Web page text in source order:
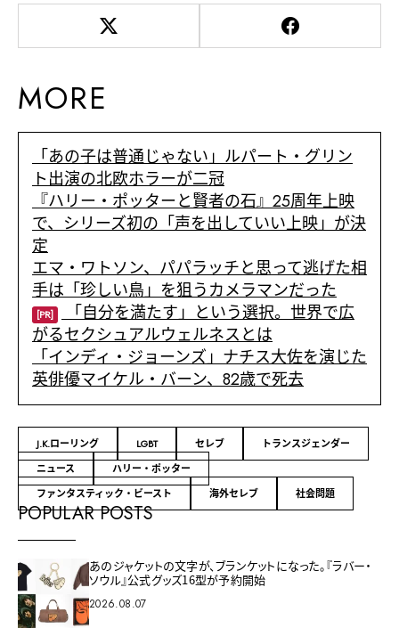
MORE
「あの子は普通じゃない」ルパート・グリン
ト出演の北欧ホラーが二冠
『ハリー・ポッターと賢者の石』25周年上映
で、シリーズ初の「声を出していい上映」が決
定
エマ・ワトソン、パパラッチと思って逃げた相
手は「珍しい鳥」を狙うカメラマンだった
[PR] 「自分を満たす」という選択。世界で広
がるセクシュアルウェルネスとは
「インディ・ジョーンズ」ナチス大佐を演じた
英俳優マイケル・バーン、82歳で死去
J.K.ローリング LGBT セレブ
トランスジェンダー
ニュース
ハリー・ポッター
ファンタスティック・ビースト
海外セレブ 社会問題
POPULAR POSTS
あのジャケットの文字が、ブランケットになった。『ラバー・
ソウル』公式グッズ16型が予約開始
2026.08.07